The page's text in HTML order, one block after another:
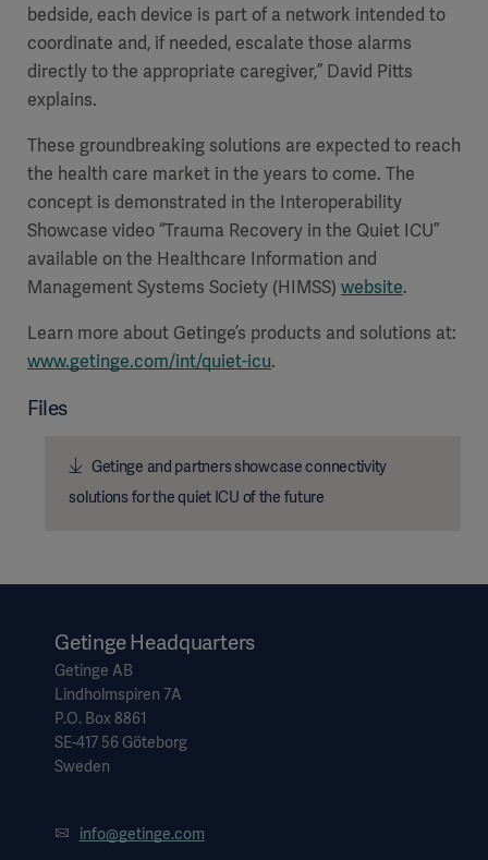
bedside, each device is part of a network intended to
coordinate and, if needed, escalate those alarms
directly to the appropriate caregiver,” David Pitts
explains.
These groundbreaking solutions are expected to reach
the health care market in the years to come. The
concept is demonstrated in the Interoperability
Showcase video “Trauma Recovery in the Quiet ICU”
available on the Healthcare Information and
Management Systems Society (HIMSS) website.
Learn more about Getinge’s products and solutions at:
www.getinge.com/int/quiet-icu.
Files
Getinge and partners showcase connectivity
solutions for the quiet ICU of the future
Getinge Headquarters
Getinge AB
Lindholmspiren 7A
P.O. Box 8861
SE-417 56 Göteborg
Sweden
info@getinge.com